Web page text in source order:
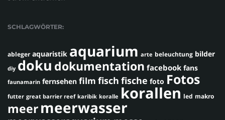
SCHLAGWÖRTER:
ableger aquaristik aquarium arte beleuchtung bilder
diy doku dokumentation facebook fans
faunamarin fernsehen film fisch fische foto Fotos
futter great barrier reef karibik koralle korallen led makro
meermeerwasser